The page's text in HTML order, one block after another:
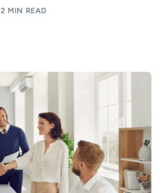
2 MIN READ